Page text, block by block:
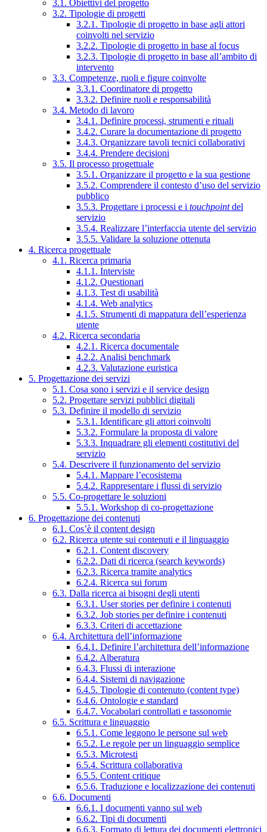
3.1. Obiettivi del progetto
3.2. Tipologie di progetti
3.2.1. Tipologie di progetto in base agli attori
coinvolti nel servizio
3.2.2. Tipologie di progetto in base al focus
3.2.3. Tipologie di progetto in base all’ambito di
intervento
3.3. Competenze, ruoli e figure coinvolte
3.3.1. Coordinatore di progetto
3.3.2. Definire ruoli e responsabilità
3.4. Metodo di lavoro
3.4.1. Definire processi, strumenti e rituali
3.4.2. Curare la documentazione di progetto
3.4.3. Organizzare tavoli tecnici collaborativi
3.4.4. Prendere decisioni
3.5. Il processo progettuale
3.5.1. Organizzare il progetto e la sua gestione
3.5.2. Comprendere il contesto d’uso del servizio
pubblico
3.5.3. Progettare i processi e i touchpointdel
servizio
3.5.4. Realizzare l’interfaccia utente del servizio
3.5.5. Validare la soluzione ottenuta
4. Ricerca progettuale
4.1. Ricerca primaria
4.1.1. Interviste
4.1.2. Questionari
4.1.3. Test di usabilità
4.1.4. Web analytics
4.1.5. Strumenti di mappatura dell’esperienza
utente
4.2. Ricerca secondaria
4.2.1. Ricerca documentale
4.2.2. Analisi benchmark
4.2.3. Valutazione euristica
5. Progettazione dei servizi
5.1. Cosa sono i servizi e il service design
5.2. Progettare servizi pubblici digitali
5.3. Definire il modello di servizio
5.3.1. Identificare gli attori coinvolti
5.3.2. Formulare la proposta di valore
5.3.3. Inquadrare gli elementi costitutivi del
servizio
5.4. Descrivere il funzionamento del servizio
5.4.1. Mappare l’ecosistema
5.4.2. Rappresentare i flussi di servizio
5.5. Co-progettare le soluzioni
5.5.1. Workshop di co-progettazione
6. Progettazione dei contenuti
6.1. Cos’è il content design
6.2. Ricerca utente sui contenuti e il linguaggio
6.2.1. Content discovery
6.2.2. Dati di ricerca (search keywords)
6.2.3. Ricerca tramite analytics
6.2.4. Ricerca sui forum
6.3. Dalla ricerca ai bisogni degli utenti
6.3.1. User stories per definire i contenuti
6.3.2. Job stories per definire i contenuti
6.3.3. Criteri di accettazione
6.4. Architettura dell’informazione
6.4.1. Definire l’architettura dell’informazione
6.4.2. Alberatura
6.4.3. Flussi di interazione
6.4.4. Sistemi di navigazione
6.4.5. Tipologie di contenuto (content type)
6.4.6. Ontologie e standard
6.4.7. Vocabolari controllati e tassonomie
6.5. Scrittura e linguaggio
6.5.1. Come leggono le persone sul web
6.5.2. Le regole per un linguaggio semplice
6.5.3. Microtesti
6.5.4. Scrittura collaborativa
6.5.5. Content critique
6.5.6. Traduzione e localizzazione dei contenuti
6.6. Documenti
6.6.1. I documenti vanno sul web
6.6.2. Tipi di documenti
6.6.3. Formato di lettura dei documenti elettronici